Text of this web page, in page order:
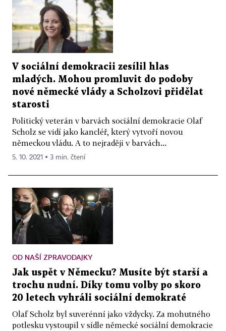
V sociální demokracii zesílil hlas
mladých. Mohou promluvit do podoby
nové německé vlády a Scholzovi přidělat
starosti
Politický veterán v barvách sociální demokracie Olaf
Scholz se vidí jako kancléř, který vytvoří novou
německou vládu. A to nejraději v barvách...
5. 10. 2021 ▪ 3 min. čtení
OD NAŠÍ ZPRAVODAJKY
Jak uspět v Německu? Musíte být starší a
trochu nudní. Díky tomu volby po skoro
20 letech vyhráli sociální demokraté
Olaf Scholz byl suverénní jako vždycky. Za mohutného
potlesku vystoupil v sídle německé sociální demokracie